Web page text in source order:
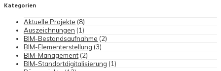
Kategorien
Aktuelle Projekte (8)
Auszeichnungen (1)
BIM-Bestandsaufnahme (2)
BIM-Elementerstellung (3)
BIM-Management (2)
BIM-Standortdigitalisierung (1)